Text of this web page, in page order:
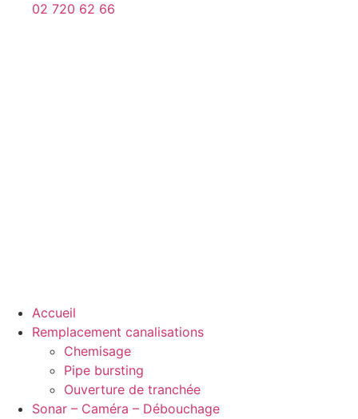
02 720 62 66
Accueil
Remplacement canalisations
Chemisage
Pipe bursting
Ouverture de tranchée
Sonar – Caméra – Débouchage